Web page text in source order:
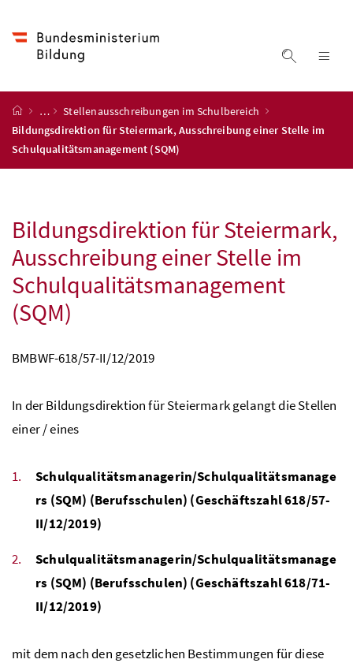
Suche
Startseite
…
Stellenausschreibungen im Schulbereich
Bildungsdirektion für Steiermark, Ausschreibung einer Stelle im
Schulqualitätsmanagement (SQM)
Bildungsdirektion für Steiermark,
Ausschreibung einer Stelle im
Schulqualitätsmanagement
(SQM)
BMBWF-618/57-II/12/2019
In der Bildungsdirektion für Steiermark gelangt die Stellen
einer / eines
Schulqualitätsmanagerin/Schulqualitätsmanage
rs (SQM) (Berufsschulen) (Geschäftszahl 618/57-
II/12/2019)
Schulqualitätsmanagerin/Schulqualitätsmanage
rs (SQM) (Berufsschulen) (Geschäftszahl 618/71-
II/12/2019)
mit dem nach den gesetzlichen Bestimmungen für diese